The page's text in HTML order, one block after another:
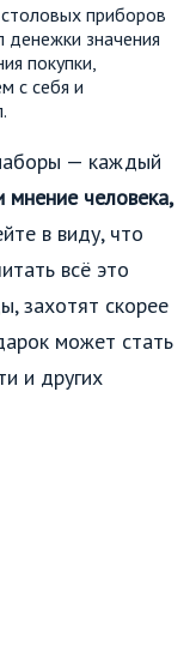
приборов
денежки значения
покупки,
с себя и
— каждый
мнение человека,
в виду, что
всё это
захотят скорее
может стать
и других